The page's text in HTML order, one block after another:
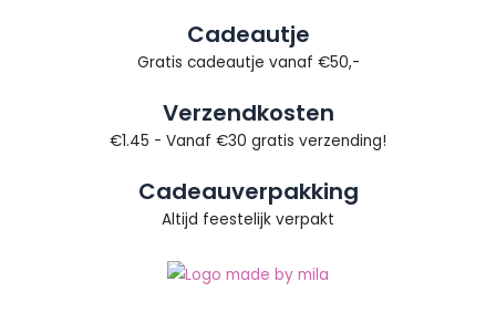
Cadeautje
Gratis cadeautje vanaf €50,-
Verzendkosten
€1.45 - Vanaf €30 gratis verzending!
Cadeauverpakking
Altijd feestelijk verpakt